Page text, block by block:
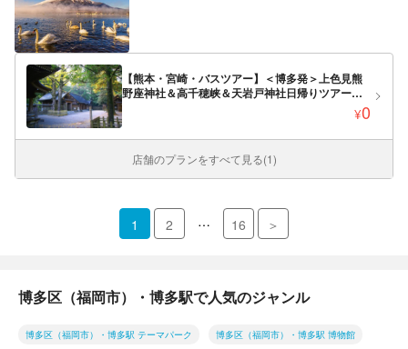
【熊本・宮崎・バスツアー】＜博多発＞上色見熊
野座神社＆高千穂峡＆天岩戸神社日帰りツアー
¥0
店舗のプランをすべて見る(1)
1 2 … 16 ＞
博多区（福岡市）・博多駅で人気のジャンル
博多区（福岡市）・博多駅 テーマパーク 博多区（福岡市）・博多駅 博物館